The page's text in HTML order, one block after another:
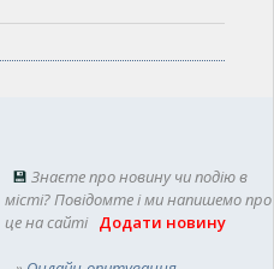
💾 Знаєте про новину чи подію в
місті? Повідомте і ми напишемо про
це на сайті Додати новину